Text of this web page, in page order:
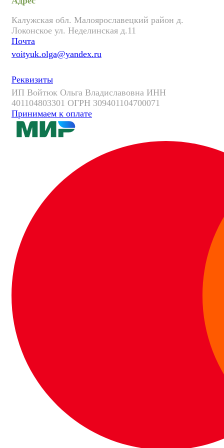
Калужская обл. Малоярославецкий район д.
Локонское ул. Неделинская д.11
Почта
voityuk.olga@yandex.ru
Реквизиты
ИП Войтюк Ольга Владиславовна ИНН
401104803301 ОГРН 309401104700071
Принимаем к оплате